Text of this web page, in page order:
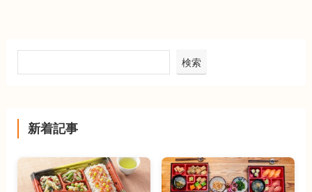
検索
新着記事